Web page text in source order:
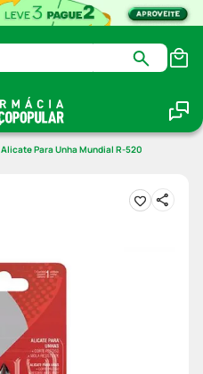
Alicate Para Unha Mundial R-520